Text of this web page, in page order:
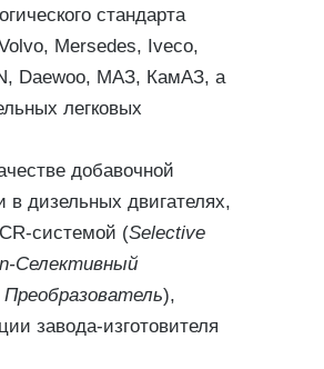
стандарта
Mersedes, Iveco,
Daewoo, МАЗ, КамАЗ, а
легковых
добавочной
в дизельных двигателях,
системой (Selective
Селективный
),
завода-изготовителя